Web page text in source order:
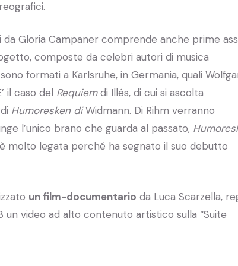
Gloria Campaner comprende anche prime
composte da celebri autori di musica
formati a Karlsruhe, in Germania, quali
il caso del Requiemdi Illés, di cui si ascolta
Humoresken diWidmann. Di Rihm verranno
l’unico brano che guarda al passato,
molto legata perché ha segnato il suo debutto
un film-documentario da Luca Scarzella,
un video ad alto contenuto artistico sulla “Suite